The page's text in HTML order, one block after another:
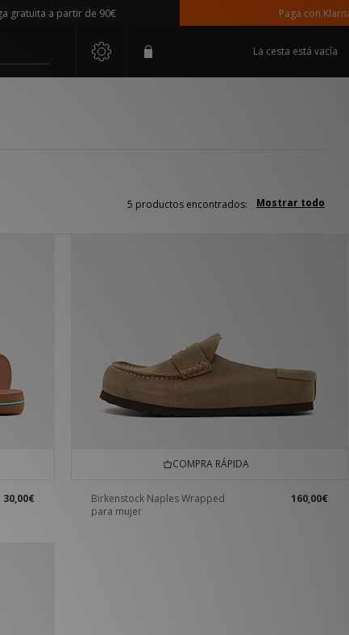
a partir de 90€ Paga con Klarna
La cesta está vacía
Mostrar todo
5 productos encontrados:
30,00€
COMPRA RÁPIDA
Birkenstock Naples Wrapped
para mujer
160,00€